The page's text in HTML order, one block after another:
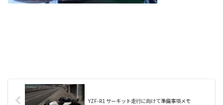
YZF-R1 サーキット走行に向けて準備事項メモ